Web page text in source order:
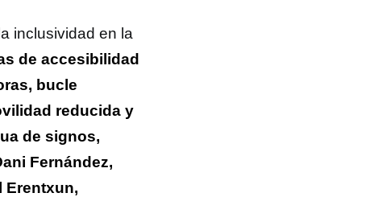
inclusividad en la
de accesibilidad
bucle
reducida y
de signos,
Fernández,
Erentxun,